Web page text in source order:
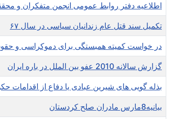
اطلاعیه دفتر روابط عمومی انجمن متفکران و
تکمیل سند قتل عام زندانیان سیاسی در سال ۶۷
در خواست کمیته همبستگی برای دموکراسی و
گزارش سالانه 2010 عفو بین الملل در باره ایران
بذله گویی های شیرین عبادی یا دفاع از اقدامات
بیانیه8مارس مادران صلح کردستان